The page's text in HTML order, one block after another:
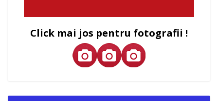
Click mai jos pentru fotografii !